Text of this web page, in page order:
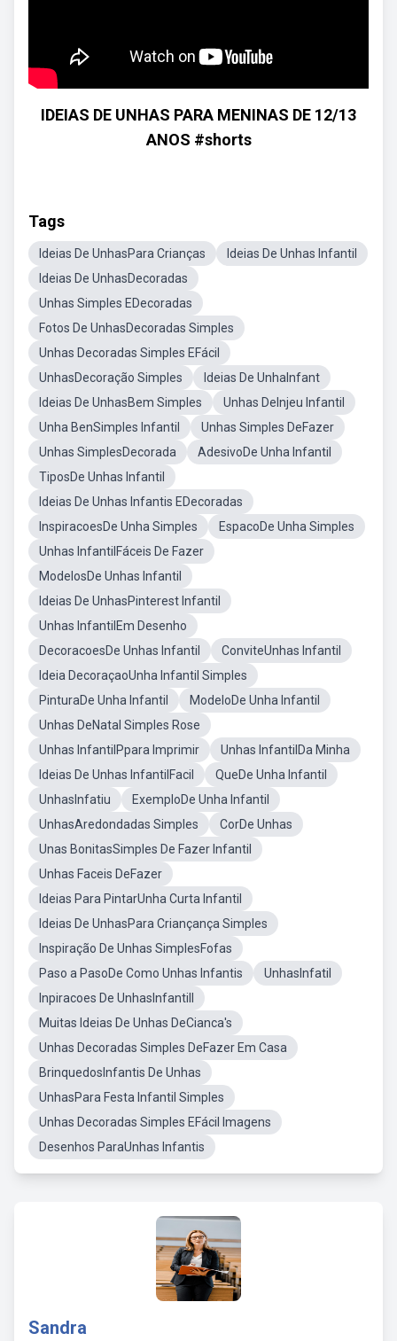
IDEIAS DE UNHAS PARA MENINAS DE 12/13
ANOS #shorts
Tags
Ideias De UnhasPara Crianças
Ideias De Unhas Infantil
Ideias De UnhasDecoradas
Unhas Simples EDecoradas
Fotos De UnhasDecoradas Simples
Unhas Decoradas Simples EFácil
UnhasDecoração Simples
Ideias De UnhaInfant
Ideias De UnhasBem Simples
Unhas DeInjeu Infantil
Unha BenSimples Infantil
Unhas Simples DeFazer
Unhas SimplesDecorada
AdesivoDe Unha Infantil
TiposDe Unhas Infantil
Ideias De Unhas Infantis EDecoradas
InspiracoesDe Unha Simples
EspacoDe Unha Simples
Unhas InfantilFáceis De Fazer
ModelosDe Unhas Infantil
Ideias De UnhasPinterest Infantil
Unhas InfantilEm Desenho
DecoracoesDe Unhas Infantil
ConviteUnhas Infantil
Ideia DecoraçaoUnha Infantil Simples
PinturaDe Unha Infantil
ModeloDe Unha Infantil
Unhas DeNatal Simples Rose
Unhas InfantilPpara Imprimir
Unhas InfantilDa Minha
Ideias De Unhas InfantilFacil
QueDe Unha Infantil
UnhasInfatiu
ExemploDe Unha Infantil
UnhasAredondadas Simples
CorDe Unhas
Unas BonitasSimples De Fazer Infantil
Unhas Faceis DeFazer
Ideias Para PintarUnha Curta Infantil
Ideias De UnhasPara Criançança Simples
Inspiração De Unhas SimplesFofas
Paso a PasoDe Como Unhas Infantis
UnhasInfatil
Inpiracoes De UnhasInfantill
Muitas Ideias De Unhas DeCianca's
Unhas Decoradas Simples DeFazer Em Casa
BrinquedosInfantis De Unhas
UnhasPara Festa Infantil Simples
Unhas Decoradas Simples EFácil Imagens
Desenhos ParaUnhas Infantis
Sandra